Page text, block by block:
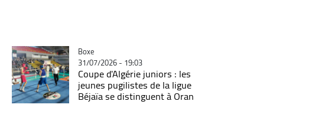
Catégorie
Boxe
31/07/2026 - 19:03
Coupe d'Algérie juniors : les
jeunes pugilistes de la ligue
Béjaïa se distinguent à Oran